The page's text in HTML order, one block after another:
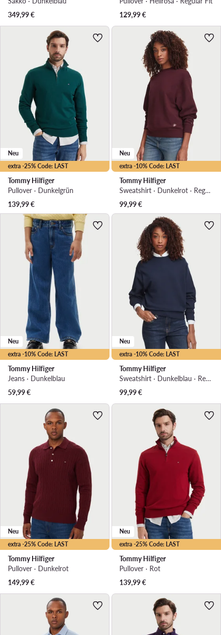
349,99€
129,99€
extra -25% Code: LAST
Neu
Tommy Hilfiger
Pullover · Dunkelgrün
139,99€
extra -10% Code: LAST
Neu
Tommy Hilfiger
Sweatshirt · Dunkelrot · Regular Fit
99,99€
extra -10% Code: LAST
Neu
Tommy Hilfiger
Jeans · Dunkelblau
59,99€
extra -10% Code: LAST
Neu
Tommy Hilfiger
Sweatshirt · Dunkelblau · Regular Fit
99,99€
extra -25% Code: LAST
Neu
Tommy Hilfiger
Pullover · Dunkelrot
149,99€
extra -25% Code: LAST
Neu
Tommy Hilfiger
Pullover · Rot
139,99€